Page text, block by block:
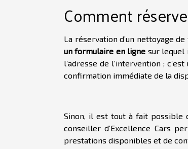
Comment
La réservation d’un nettoyage
un formulaire en ligne sur lequel
l’adresse de l’intervention ;
confirmation immédiate de la
Sinon, il est tout à fait possible
conseiller d’Excellence Cars
prestations disponibles et de